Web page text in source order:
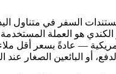
السفر في متناول
الكندي هو العملة
— عادةً بسعر أقل
أو البائعين الصغار